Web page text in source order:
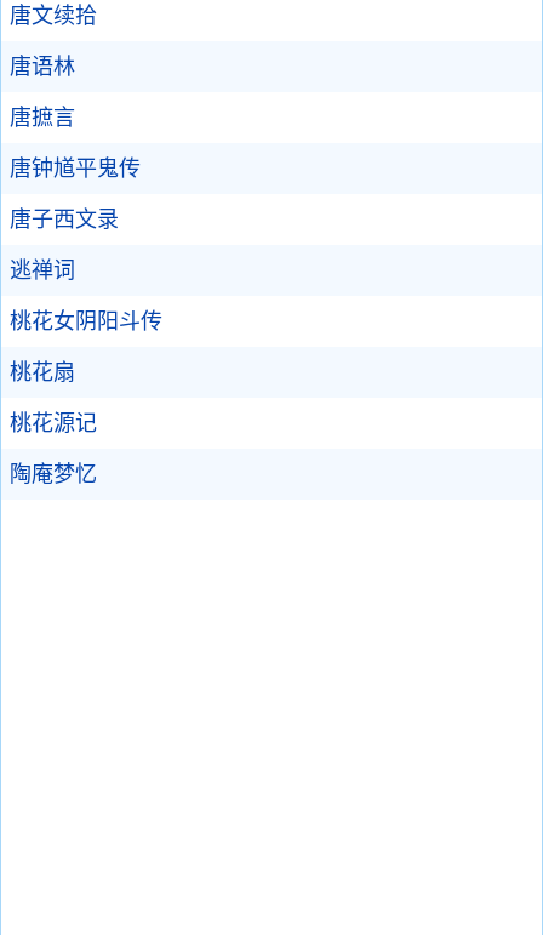
唐文续拾
唐语林
唐摭言
唐钟馗平鬼传
唐子西文录
逃禅词
桃花女阴阳斗传
桃花扇
桃花源记
陶庵梦忆